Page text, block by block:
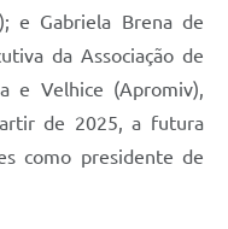
e Gabriela Brena de
da Associação de
e Velhice (Apromiv),
de 2025, a futura
como presidente de